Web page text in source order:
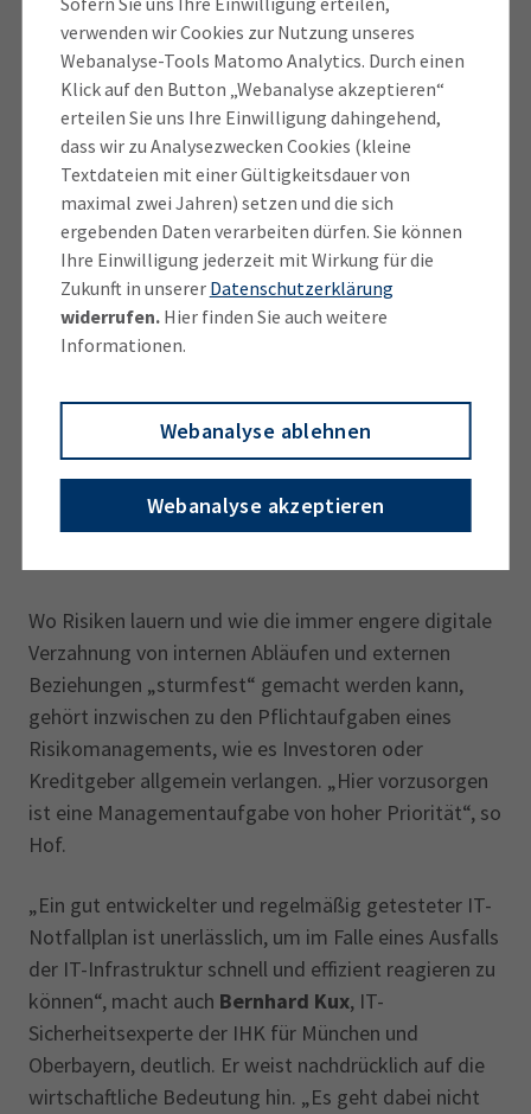
verwenden wir Cookies zur Nutzung unseres
Webanalyse-Tools Matomo Analytics. Durch einen
Klick auf den Button „Webanalyse akzeptieren“
erteilen Sie uns Ihre Einwilligung dahingehend,
dass wir zu Analysezwecken Cookies (kleine
Textdateien mit einer Gültigkeitsdauer von
maximal zwei Jahren) setzen und die sich
ergebenden Daten verarbeiten dürfen. Sie können
Ihre Einwilligung jederzeit mit Wirkung für die
Zukunft in unserer Datenschutzerklärung
widerrufen.Hier finden Sie auch weitere
Informationen.
Webanalyse ablehnen
Webanalyse akzeptieren
Unternehmen ein Notfallmanagement aufbaut, um
die Kontinuität des Geschäftsbetriebs sicherzustellen
– inklusive der Anleitung, wie man das Verhalten bei
Notfällen im Unternehmen übt.“
Allerdings ist dieser Leitfaden sehr umfangreich und
darum tendenziell eher für größere Unternehmen
geeignet. Erste wichtige Informationen zum Thema
liefert die Übersicht „Einstieg ins IT-
Notfallmanagement für kleinere und
mittelständische Unternehmen (KMU)“ der Allianz
für Cybersicherheit. Sie wurde vor über 10 Jahren
gegründet. Darüber hinaus bietet das BSI einen Cyber
Risiko Check.
Wo Risiken lauern und wie die immer engere digitale
Verzahnung von internen Abläufen und externen
Beziehungen „sturmfest“ gemacht werden kann,
gehört inzwischen zu den Pflichtaufgaben eines
Risikomanagements, wie es Investoren oder
Kreditgeber allgemein verlangen. „Hier vorzusorgen
ist eine Managementaufgabe von hoher Priorität“, so
Hof.
„Ein gut entwickelter und regelmäßig getesteter IT-
Notfallplan ist unerlässlich, um im Falle eines Ausfalls
der IT-Infrastruktur schnell und effizient reagieren zu
können“, macht auch Bernhard Kux, IT-
Sicherheitsexperte der IHK für München und
Oberbayern, deutlich. Er weist nachdrücklich auf die
wirtschaftliche Bedeutung hin. „Es geht dabei nicht